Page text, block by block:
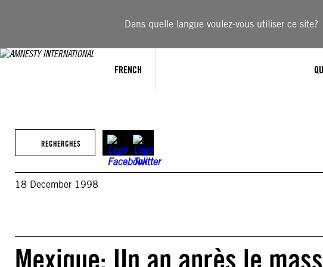
Dans quelle langue voulez-vous utiliser ce site?
FRENCH
RECHERCHES
18 December 1998
Mexique: Un an après le